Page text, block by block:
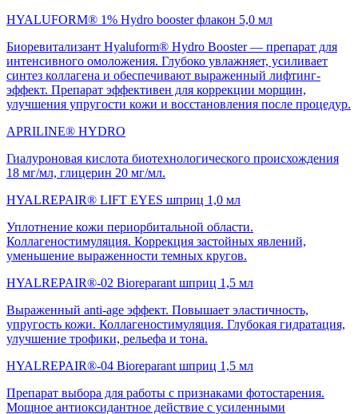
HYALUFORM® 1% Hydro booster флакон 5,0 мл
Биоревитализант Hyaluform® Hydro Booster — препарат для
интенсивного омоложения. Глубоко увлажняет, усиливает
синтез коллагена и обеспечивают выраженный лифтинг-
эффект. Препарат эффективен для коррекции морщин,
улучшения упругости кожи и восстановления после процедур.
APRILINE® HYDRO
Гиалуроновая кислота биотехнологического происхождения
18 мг/мл, глицерин 20 мг/мл.
HYALREPAIR® LIFT EYES шприц 1,0 мл
Уплотнение кожи периорбитальной области.
Коллагеностимуляция. Коррекция застойных явлений,
уменьшение выраженности темных кругов.
HYALREPAIR®-02 Bioreparant шприц 1,5 мл
Выраженный anti-age эффект. Повышает эластичность,
упругость кожи. Коллагеностимуляция. Глубокая гидратация,
улучшение трофики, рельефа и тона.
HYALREPAIR®-04 Bioreparant шприц 1,5 мл
Препарат выбора для работы с признаками фотостарения.
Мощное антиоксидантное действие с усиленными